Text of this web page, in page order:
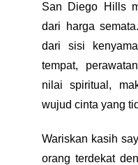
San Diego Hills
dari harga
dari sisi
tempat,
nilai spiritual,
wujud cinta yang
Wariskan kasih
orang terdekat